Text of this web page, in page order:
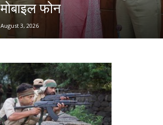
मोबाइल फोन
August 3, 2026